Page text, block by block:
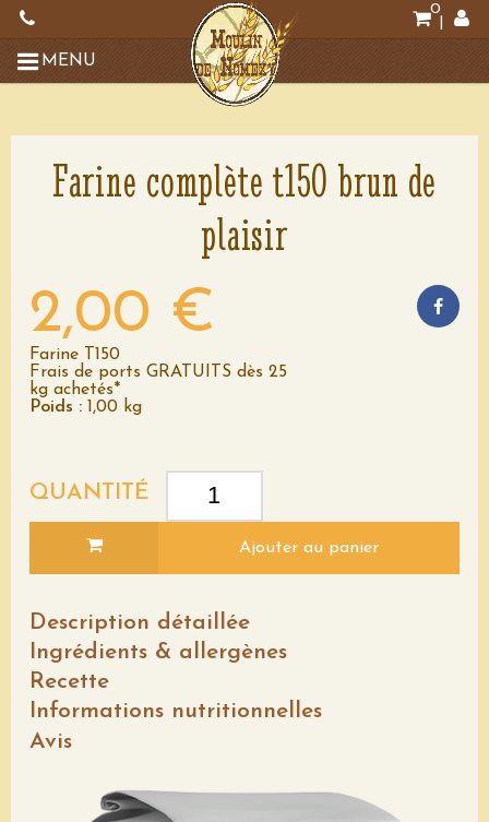
0
MENU
Farine complète t150 brun de
plaisir
2,00 €
Farine T150
Frais de ports GRATUITS dès 25
kg achetés*
Poids : 1,00 kg
QUANTITÉ
Ajouter au panier
Description détaillée
Ingrédients & allergènes
Recette
Informations nutritionnelles
Avis